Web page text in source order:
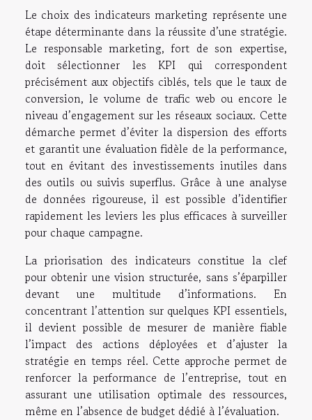
Le choix des indicateurs marketing représente une
étape déterminante dans la réussite d’une stratégie.
Le responsable marketing, fort de son expertise,
doit sélectionner les KPI qui correspondent
précisément aux objectifs ciblés, tels que le taux de
conversion, le volume de trafic web ou encore le
niveau d’engagement sur les réseaux sociaux. Cette
démarche permet d’éviter la dispersion des efforts
et garantit une évaluation fidèle de la performance,
tout en évitant des investissements inutiles dans
des outils ou suivis superflus. Grâce à une analyse
de données rigoureuse, il est possible d’identifier
rapidement les leviers les plus efficaces à surveiller
pour chaque campagne.
La priorisation des indicateurs constitue la clef
pour obtenir une vision structurée, sans s’éparpiller
devant une multitude d’informations. En
concentrant l’attention sur quelques KPI essentiels,
il devient possible de mesurer de manière fiable
l’impact des actions déployées et d’ajuster la
stratégie en temps réel. Cette approche permet de
renforcer la performance de l’entreprise, tout en
assurant une utilisation optimale des ressources,
même en l’absence de budget dédié à l’évaluation.